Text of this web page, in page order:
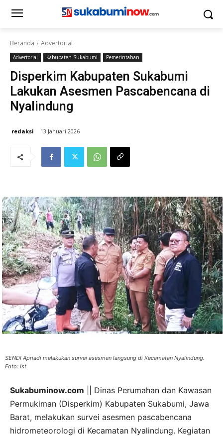
Beranda Advertorial
Advertorial Kabupaten Sukabumi Pemerintahan
Disperkim Kabupaten Sukabumi
Lakukan Asesmen Pascabencana di
Nyalindung
redaksi 13 Januari 2026
SENDI Apriadi melakukan survei asesmen langsung di Kecamatan Nyalindung.
Foto: Ist
Sukabuminow.com || Dinas Perumahan dan Kawasan
Permukiman (Disperkim) Kabupaten Sukabumi, Jawa
Barat, melakukan survei asesmen pascabencana
hidrometeorologi di Kecamatan Nyalindung. Kegiatan